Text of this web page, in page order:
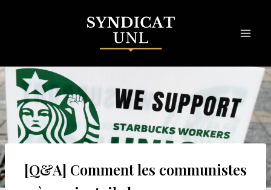
[Q&A] Comment les communistes